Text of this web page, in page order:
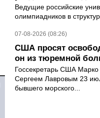
Ведущие российские
олимпиадников в
07-08-2026 (08:26)
США просят
он из тюремной
Госсекретарь США
Сергеем Лавровым 23
бывшего морского...